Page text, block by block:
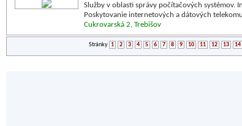
Služby v oblasti správy počítačových
Poskytovanie internetových a dátových
Cukrovarská 2, Trebišov
Stránky 1 2 3 4 5 6 7 8 9 10 11 12 13 14